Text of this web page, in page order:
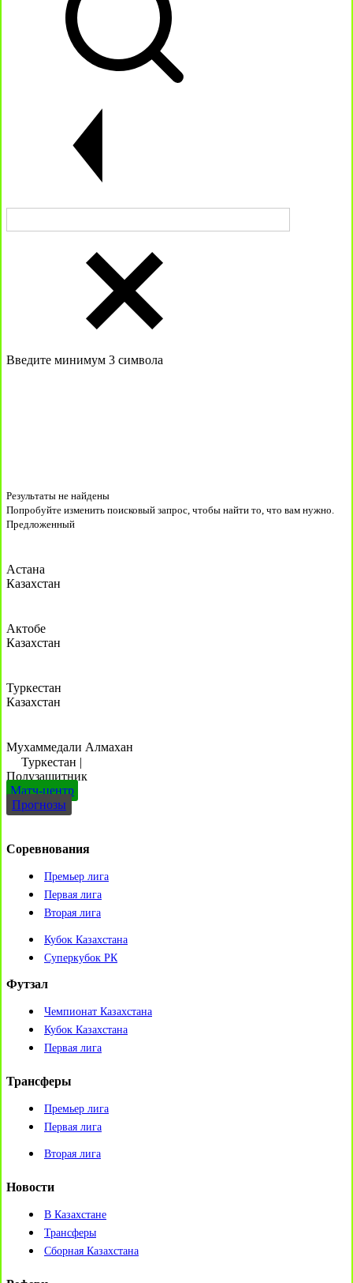
Введите минимум 3 символа
Результаты не найдены
Попробуйте изменить поисковый запрос, чтобы найти то, что вам нужно.
Предложенный
Астана
Казахстан
Актобе
Казахстан
Туркестан
Казахстан
Мухаммедали Алмахан
Туркестан |
Полузащитник
Матч-центр
Прогнозы
Соревнования
Премьер лига
Первая лига
Вторая лига
Кубок Казахстана
Суперкубок РК
Футзал
Чемпионат Казахстана
Кубок Казахстана
Первая лига
Трансферы
Премьер лига
Первая лига
Вторая лига
Новости
В Казахстане
Трансферы
Сборная Казахстана